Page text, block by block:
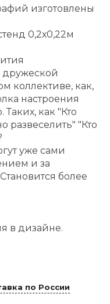
изготовлены
0,2х0,22м
коллективе, как,
настроения
как "Кто
развеселить" "Кто
уже сами
и за
более
в дизайне.
по России